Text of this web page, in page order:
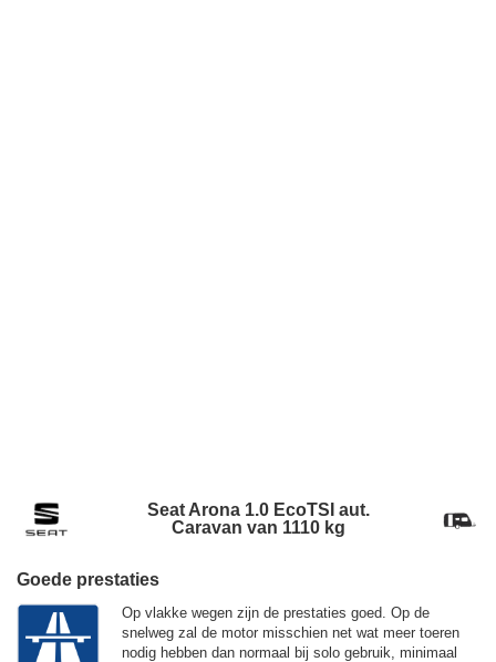
Seat Arona 1.0 EcoTSI aut.
Caravan van 1110 kg
Goede prestaties
Op vlakke wegen zijn de prestaties goed. Op de
snelweg zal de motor misschien net wat meer toeren
nodig hebben dan normaal bij solo gebruik, minimaal